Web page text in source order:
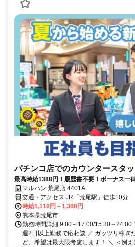
パチンコ店でのカウンタースタ
最高時給1388円！履歴書不要！ボーナス一
マルハン 荒尾店 4401A
交通・アクセス JR「荒尾駅」徒歩10分
時給1,110円～1,388円
熊本県荒尾市
勤務時間詳細 9:00～17:00/15:30～24:00
週2日以上勤務で応相談 ／ ガッツリ稼ぎ
ど、希望は最大限考慮します！ ＼ ＜例え